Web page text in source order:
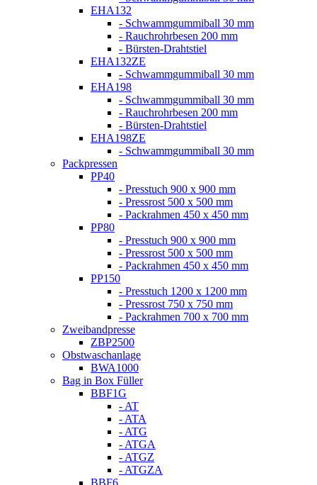
EHA132
- Schwammgummiball 30 mm
- Rauchrohrbesen 200 mm
- Bürsten-Drahtstiel
EHA132ZE
- Schwammgummiball 30 mm
EHA198
- Schwammgummiball 30 mm
- Rauchrohrbesen 200 mm
- Bürsten-Drahtstiel
EHA198ZE
- Schwammgummiball 30 mm
Packpressen
PP40
- Presstuch 900 x 900 mm
- Pressrost 500 x 500 mm
- Packrahmen 450 x 450 mm
PP80
- Presstuch 900 x 900 mm
- Pressrost 500 x 500 mm
- Packrahmen 450 x 450 mm
PP150
- Presstuch 1200 x 1200 mm
- Pressrost 750 x 750 mm
- Packrahmen 700 x 700 mm
Zweibandpresse
ZBP2500
Obstwaschanlage
BWA1000
Bag in Box Füller
BBF1G
- AT
- ATA
- ATG
- ATGA
- ATGZ
- ATGZA
BBF6